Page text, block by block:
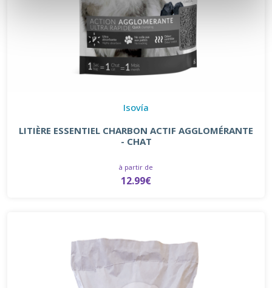
Isovía
LITIÈRE ESSENTIEL CHARBON ACTIF AGGLOMÉRANTE
- CHAT
à partir de
12.99€